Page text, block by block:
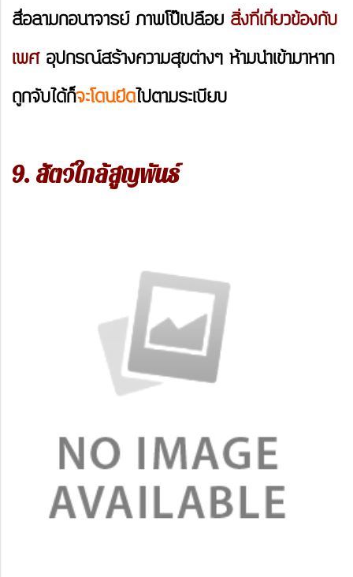
สื่อลามกอนาจารย์ ภาพโป๊เปลือย สิ่งที่เกี่ยวข้องกับ
เพศอุปกรณ์สร้างความสุขต่างๆ ห้ามนำเข้ามาหาก
ถูกจับได้ก็จะโดนยึดไปตามระเบียบ
9. สัตว์ใกล้สูญพันธ์